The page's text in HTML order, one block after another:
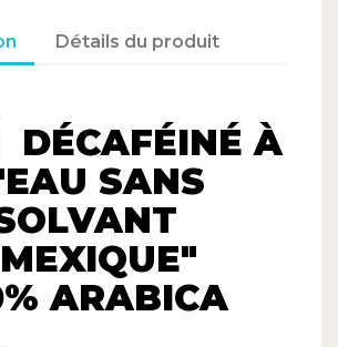
DÉCAFÉINÉ À
SANS
ARABICA
sans solvants
au gout de miel et
longueur en bouche,
avec du corps.